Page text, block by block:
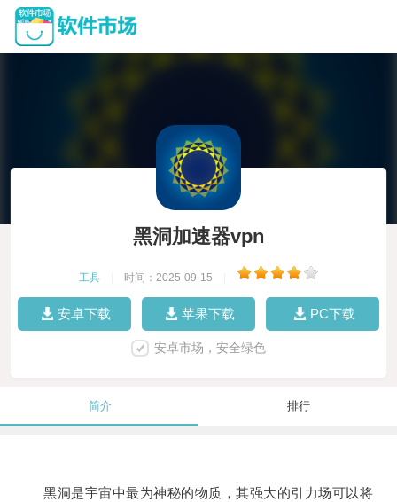
黑洞加速器vpn
工具 时间：2025-09-15
安卓下载 苹果下载 PC下载
安卓市场，安全绿色
简介 排行
黑洞是宇宙中最为神秘的物质，其强大的引力场可以将